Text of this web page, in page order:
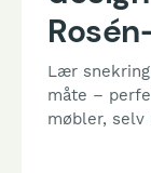
Lær snekring
måte –
møbler, selv